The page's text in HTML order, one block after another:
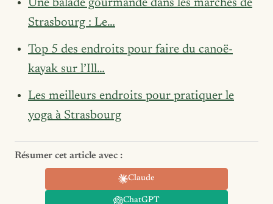
Une balade gourmande dans les marchés de
Strasbourg : Le…
Top 5 des endroits pour faire du canoë-
kayak sur l’Ill…
Les meilleurs endroits pour pratiquer le
yoga à Strasbourg
Résumer cet article avec :
Claude
ChatGPT